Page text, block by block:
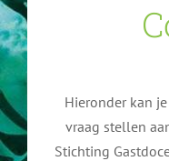
Gastdocent worden
Gastlessen geven
Aanvragen
Aanvragen gastlezing
Evaluatieformulier
Nieuws
Hieronder kan
vraag stellen
Stichting